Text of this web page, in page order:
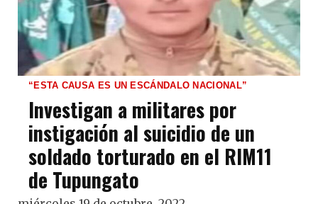
“ESTA CAUSA ES UN ESCÁNDALO NACIONAL”
Investigan a militares por
instigación al suicidio de un
soldado torturado en el RIM11
de Tupungato